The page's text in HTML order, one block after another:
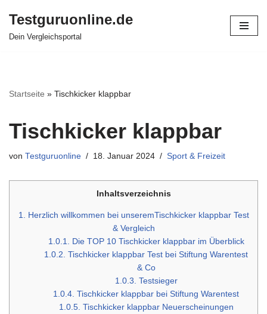
Zum
Testguruonline.de
Dein Vergleichsportal
Startseite » Tischkicker klappbar
Tischkicker klappbar
von Testguruonline 18. Januar 2024 Sport & Freizeit
Inhaltsverzeichnis
1. Herzlich willkommen bei unseremTischkicker klappbar Test
& Vergleich
1.0.1. Die TOP 10 Tischkicker klappbar im Überblick
1.0.2. Tischkicker klappbar Test bei Stiftung Warentest
& Co
1.0.3. Testsieger
1.0.4. Tischkicker klappbar bei Stiftung Warentest
1.0.5. Tischkicker klappbar Neuerscheinungen